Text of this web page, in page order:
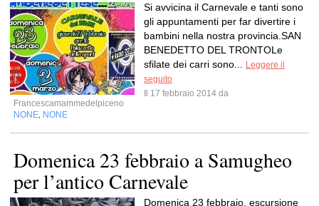
Si avvicina il Carnevale e tanti sono
gli appuntamenti per far divertire i
bambini nella nostra provincia.SAN
BENEDETTO DEL TRONTOLe
sfilate dei carri sono...
Leggere il
seguito
Il 17 febbraio 2014 da
Francescamammedelpiceno
NONE NONE
Domenica 23 febbraio a Samugheo
per l’antico Carnevale
Domenica 23 febbraio, escursione